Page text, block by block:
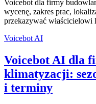
Voicebot dla firmy
wycenę, zakres prac,
przekazywać właścicielowi
Voicebot AI
Voicebot AI dla
klimatyzacji:
i terminy